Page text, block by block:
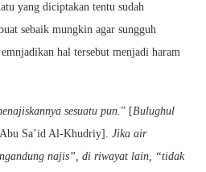
yang diciptakan tentu sudah
sebaik mungkin agar sungguh
hal tersebut menjadi haram
sesuatu pun.” [Bulughul
Sa’id Al-Khudriy]. Jika air
najis”, di riwayat lain, “tidak